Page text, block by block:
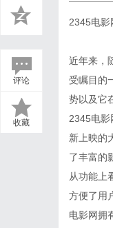
评论
收藏
2345电影
近年来，
受瞩目的
势以及它
2345电影
新上映的
了丰富的
从功能上
方便了用
电影网拥